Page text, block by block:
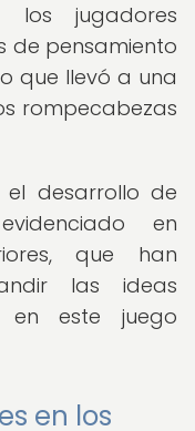
los jugadores
de pensamiento
que llevó a una
rompecabezas
el desarrollo de
en
que han
las ideas
en este juego
en los